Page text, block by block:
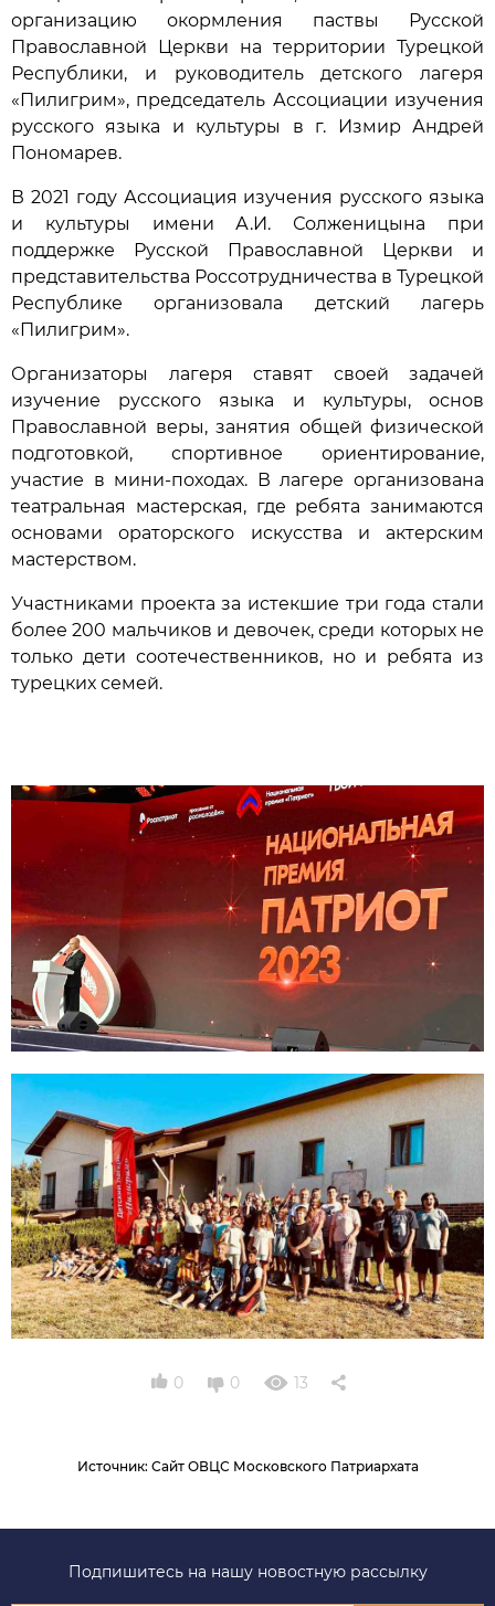
организацию окормления паствы Русской
Православной Церкви на территории Турецкой
Республики, и руководитель детского лагеря
«Пилигрим», председатель Ассоциации изучения
русского языка и культуры в г. Измир Андрей
Пономарев.
В 2021 году Ассоциация изучения русского языка
и культуры имени А.И. Солженицына при
поддержке Русской Православной Церкви и
представительства Россотрудничества в Турецкой
Республике организовала детский лагерь
«Пилигрим».
Организаторы лагеря ставят своей задачей
изучение русского языка и культуры, основ
Православной веры, занятия общей физической
подготовкой, спортивное ориентирование,
участие в мини-походах. В лагере организована
театральная мастерская, где ребята занимаются
основами ораторского искусства и актерским
мастерством.
Участниками проекта за истекшие три года стали
более 200 мальчиков и девочек, среди которых не
только дети соотечественников, но и ребята из
турецких семей.
0 0 13
Источник: Сайт ОВЦС Московского Патриархата
Подпишитесь на нашу новостную рассылку